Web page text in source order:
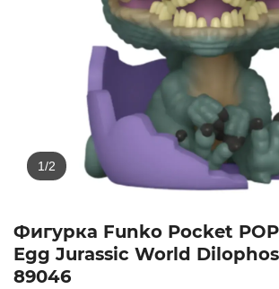
Фигурка Funko Pocket
Egg Jurassic World
89046